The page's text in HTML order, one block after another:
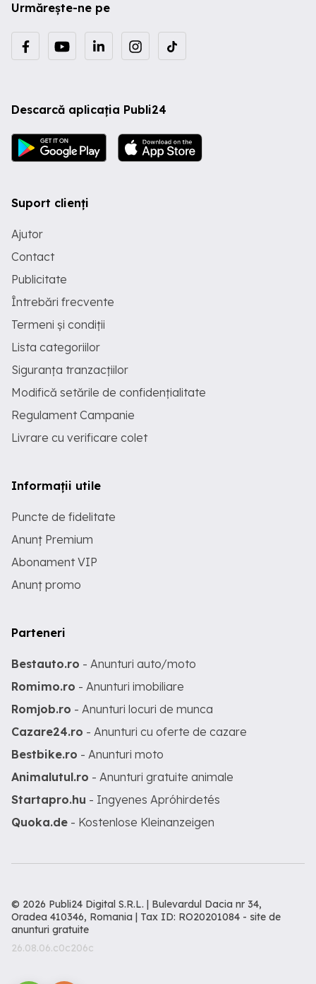
Urmărește-ne pe
Descarcă aplicația Publi24
Suport clienți
Ajutor
Contact
Publicitate
Întrebări frecvente
Termeni și condiții
Lista categoriilor
Siguranța tranzacțiilor
Modifică setările de confidențialitate
Regulament Campanie
Livrare cu verificare colet
Informații utile
Puncte de fidelitate
Anunț Premium
Abonament VIP
Anunț promo
Parteneri
Bestauto.ro - Anunturi auto/moto
Romimo.ro - Anunturi imobiliare
Romjob.ro - Anunturi locuri de munca
Cazare24.ro - Anunturi cu oferte de cazare
Bestbike.ro - Anunturi moto
Animalutul.ro - Anunturi gratuite animale
Startapro.hu - Ingyenes Apróhirdetés
Quoka.de - Kostenlose Kleinanzeigen
© 2026 Publi24 Digital S.R.L. | Bulevardul Dacia nr 34,
Oradea 410346, Romania | Tax ID: RO20201084 - site de
anunturi gratuite
26.08.06.c0c206c